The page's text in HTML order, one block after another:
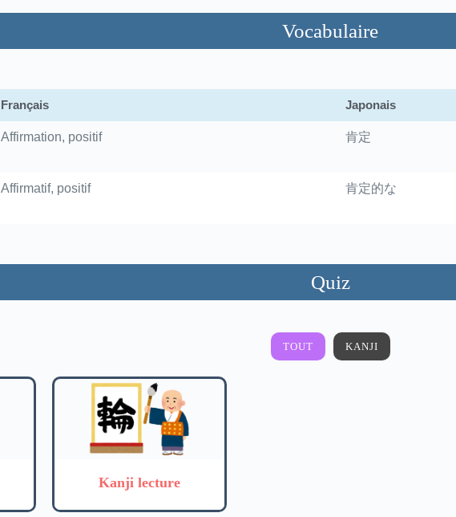
Vocabulaire
Français Japonais
Affirmation, positif 肯定
Affirmatif, positif 肯定的な
Quiz
TOUT KANJI
Kanji lecture